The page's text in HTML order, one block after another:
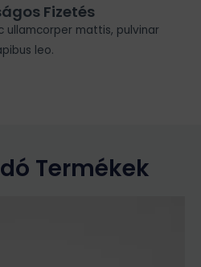
Fizetés
ullamcorper mattis, pulvinar
leo.
Termékek